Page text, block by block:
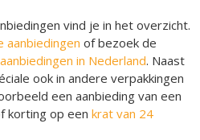
vind je in het overzicht.
aanbiedingen of bezoek de
in Nederland. Naast
ook in andere verpakkingen
een aanbieding van een
korting op een krat van 24